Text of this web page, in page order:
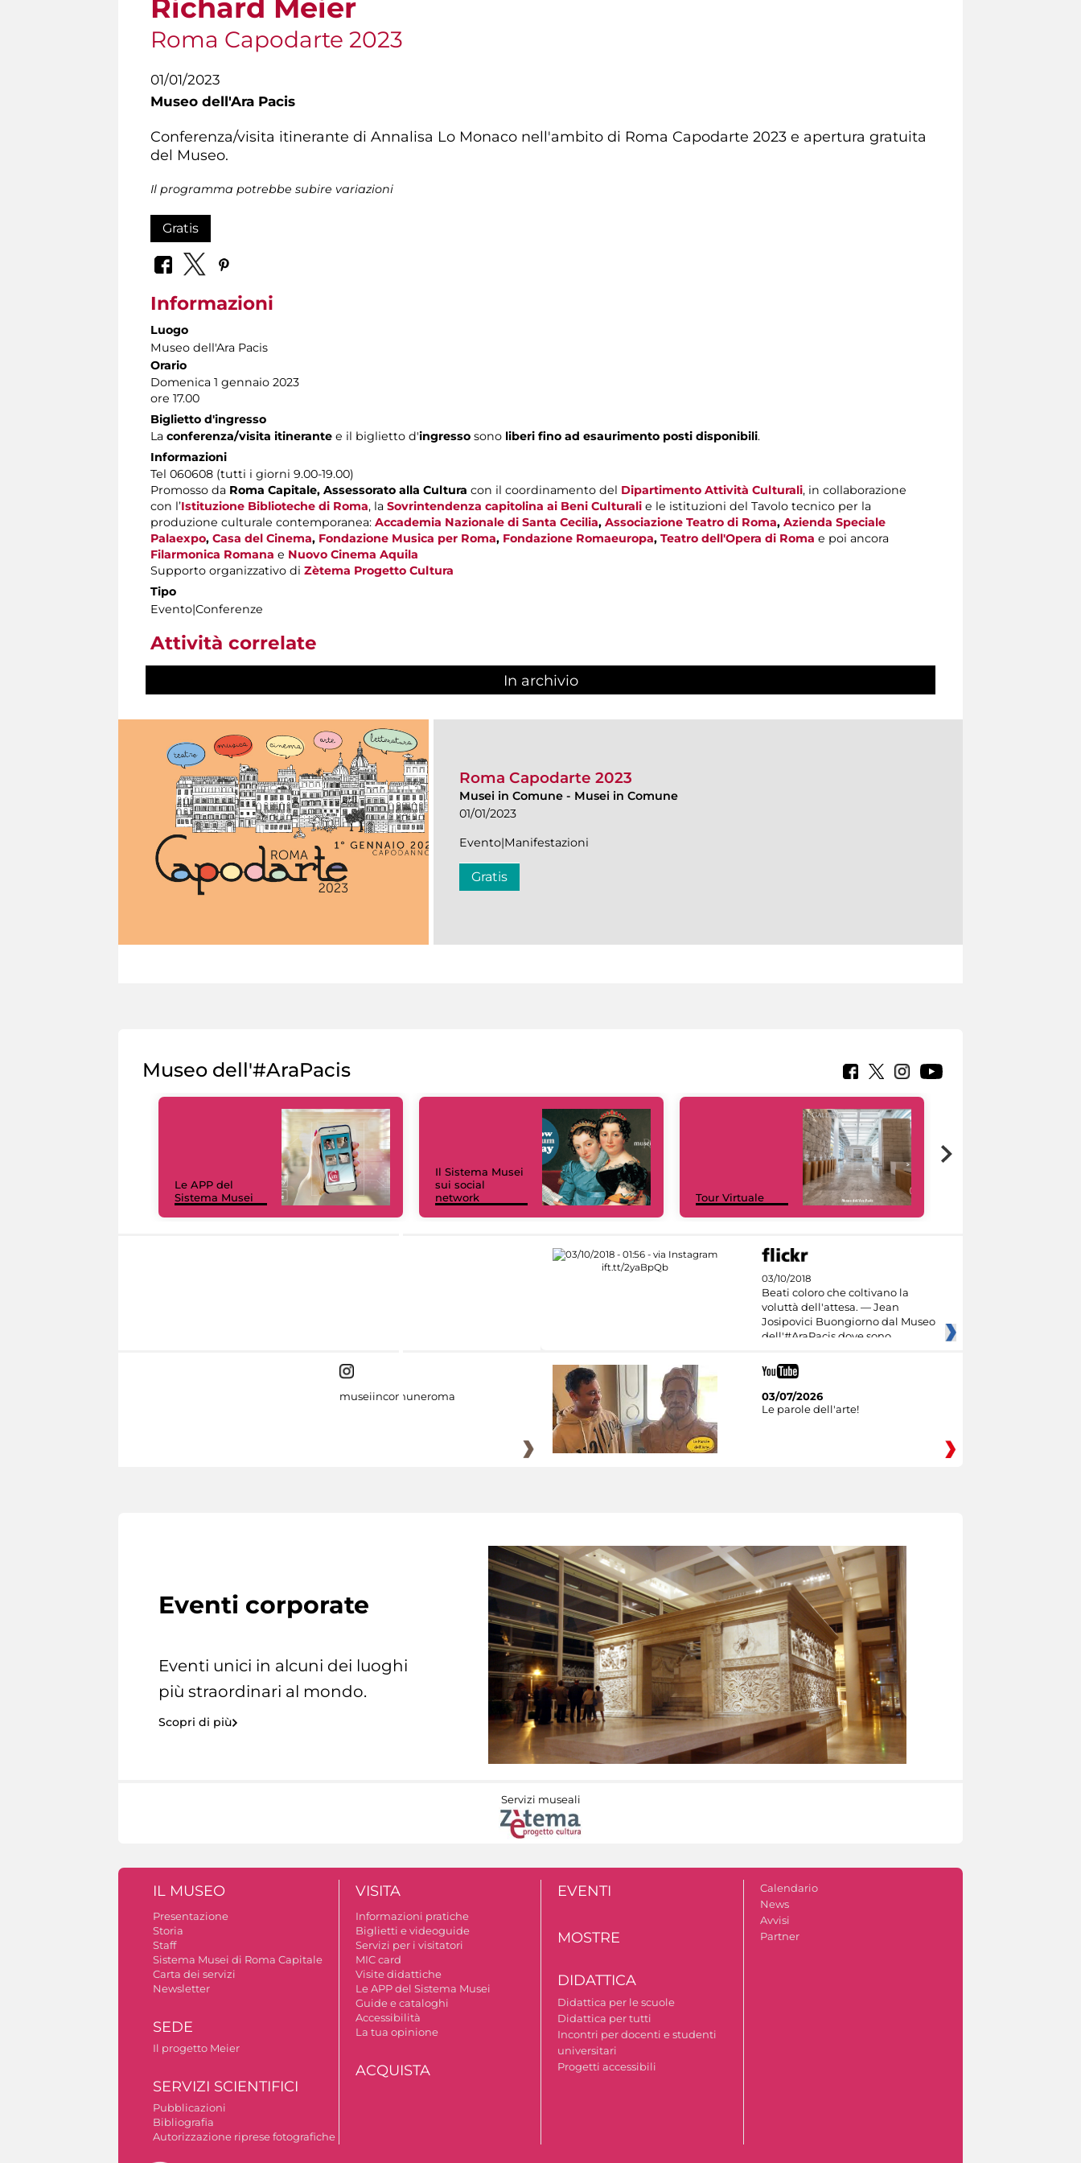
Richard Meier
Roma Capodarte 2023
01/01/2023
Museo dell'Ara Pacis
Conferenza/visita itinerante di Annalisa Lo Monaco nell'ambito di Roma Capodarte 2023 e apertura gratuita
del Museo.
Il programma potrebbe subire variazioni
Gratis
Informazioni
Luogo
Museo dell'Ara Pacis
Orario
Domenica 1 gennaio 2023
ore 17.00
Biglietto d'ingresso
La conferenza/visita itinerante e il biglietto d'ingresso sono liberi fino ad esaurimento posti disponibili.
Informazioni
Tel 060608 (tutti i giorni 9.00-19.00)
Promosso da Roma Capitale, Assessorato alla Cultura con il coordinamento del Dipartimento Attività Culturali, in collaborazione
con l’Istituzione Biblioteche di Roma, la Sovrintendenza capitolina ai Beni Culturali e le istituzioni del Tavolo tecnico per la
produzione culturale contemporanea: Accademia Nazionale di Santa Cecilia, Associazione Teatro di Roma, Azienda Speciale
Palaexpo, Casa del Cinema, Fondazione Musica per Roma, Fondazione Romaeuropa, Teatro dell'Opera di Roma e poi ancora
Filarmonica Romana e Nuovo Cinema Aquila
Supporto organizzativo di Zètema Progetto Cultura
Tipo
Evento|Conferenze
Attività correlate
In archivio
Roma Capodarte 2023
Musei in Comune - Musei in Comune
01/01/2023
Evento|Manifestazioni
Gratis
Museo dell'#AraPacis
Le APP del
Sistema Musei
Il Sistema Musei
sui social
network
Tour Virtuale
03/10/2018
Beati coloro che coltivano la
voluttà dell'attesa. — Jean
Josipovici Buongiorno dal Museo
dell'#AraPacis dove sono
museiincomuneroma
03/07/2026
Le parole dell'arte!
Eventi corporate
Eventi unici in alcuni dei luoghi
più straordinari al mondo.
Scopri di più
Servizi museali
IL MUSEO
Presentazione
Storia
Staff
Sistema Musei di Roma Capitale
Carta dei servizi
Newsletter
SEDE
Il progetto Meier
SERVIZI SCIENTIFICI
Pubblicazioni
Bibliografia
Autorizzazione riprese fotografiche
VISITA
Informazioni pratiche
Biglietti e videoguide
Servizi per i visitatori
MIC card
Visite didattiche
Le APP del Sistema Musei
Guide e cataloghi
Accessibilità
La tua opinione
ACQUISTA
EVENTI
MOSTRE
DIDATTICA
Didattica per le scuole
Didattica per tutti
Incontri per docenti e studenti
universitari
Progetti accessibili
Calendario
News
Avvisi
Partner